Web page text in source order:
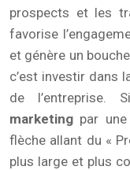
prospects et les
favorise
et génère un
c’est investir dans
de l’entreprise.
marketing par
flèche allant du «
plus large et plus